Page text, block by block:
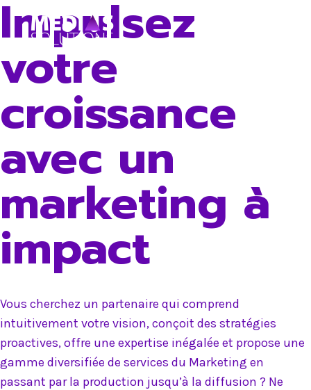
Skip
Impulsez
votre
croissance
avec un
marketing à
impact
Vous cherchez un partenaire qui comprend
intuitivement votre vision, conçoit des stratégies
proactives, offre une expertise inégalée et propose une
gamme diversifiée de services du Marketing en
passant par la production jusqu’à la diffusion ? Ne